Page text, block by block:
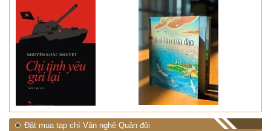
Đặt mua tạp chí Văn nghệ Quân đội